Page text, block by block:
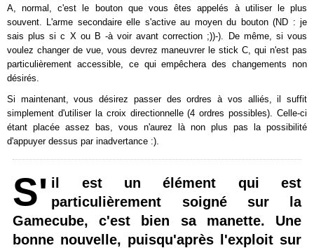
A, normal, c'est le bouton que vous êtes appelés à utiliser le plus
souvent. L'arme secondaire elle s'active au moyen du bouton (ND : je
sais plus si c X ou B -à voir avant correction ;))-). De même, si vous
voulez changer de vue, vous devrez maneuvrer le stick C, qui n'est pas
particulièrement accessible, ce qui empêchera des changements non
désirés.
Si maintenant, vous désirez passer des ordres à vos alliés, il suffit
simplement d'utiliser la croix directionnelle (4 ordres possibles). Celle-ci
étant placée assez bas, vous n'aurez là non plus pas la possibilité
d'appuyer dessus par inadvertance :).
S' il est un élément qui est
particulièrement soigné sur la
Gamecube, c'est bien sa manette. Une
bonne nouvelle, puisqu'après l'exploit sur